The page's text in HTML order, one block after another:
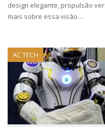
design elegante, propulsão
mais sobre essa visão…
AC TECH